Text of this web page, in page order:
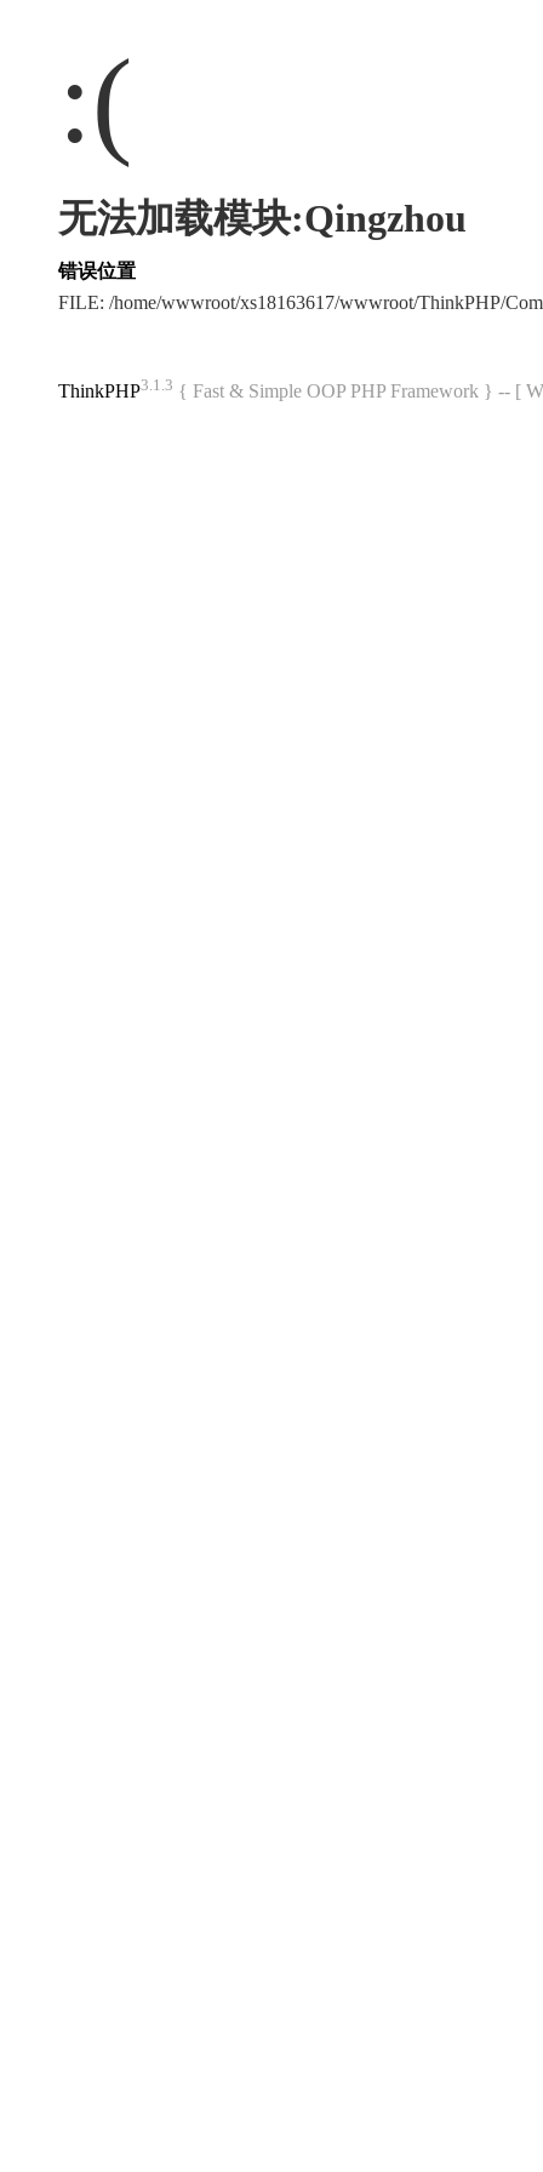
:(
无法加载模块:Qingzhou
错误位置
FILE: /home/wwwroot/xs18163617/wwwroot/ThinkPHP/
ThinkPHP3.1.3 { Fast & Simple OOP PHP Framework } -- [